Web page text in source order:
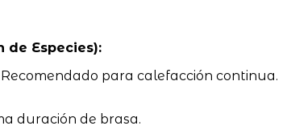
de Especies):
para calefacción continua.
duración de brasa.